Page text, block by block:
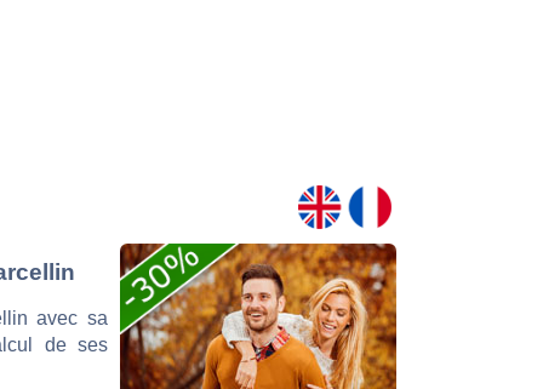
avec sa
de ses